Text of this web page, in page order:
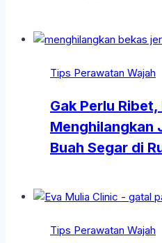
Tips Perawatan Wajah
Gak Perlu
Menghilangkan
Buah Segar di
Tips Perawatan Wajah